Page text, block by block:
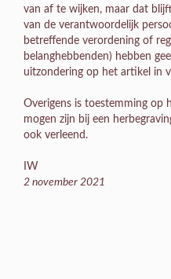
van af te wijken, maar dat
van de verantwoordelijk
betreffende verordening of
belanghebbenden) hebben
uitzondering op het artikel in
Overigens is toestemming op
mogen zijn bij een
ook verleend.
IW
2 november 2021